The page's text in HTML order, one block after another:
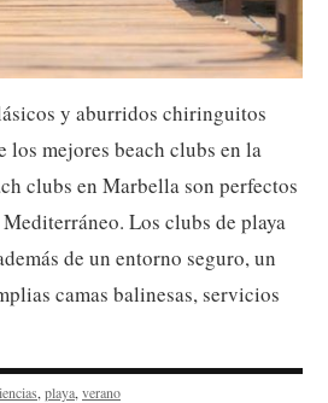
y aburridos chiringuitos
los mejores beach clubs en la
clubs en Marbella son perfectos
Los clubs de playa
de un entorno seguro, un
camas balinesas, servicios
, playa, verano